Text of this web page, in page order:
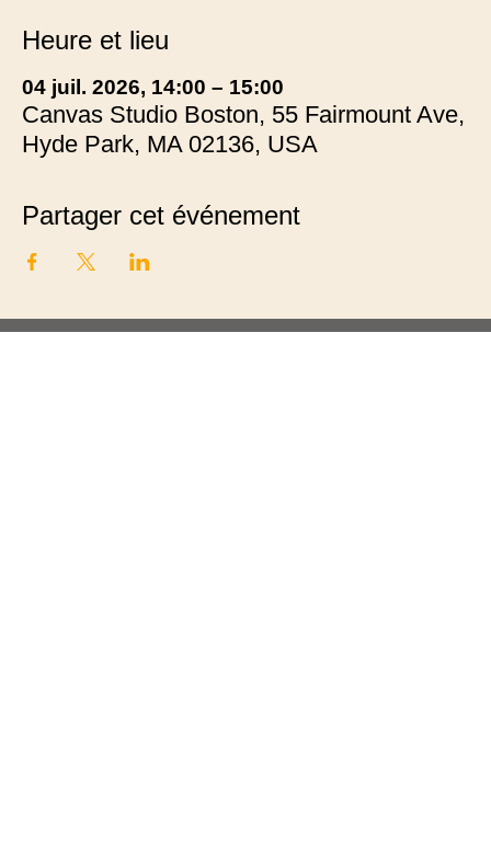
Heure et lieu
04 juil. 2026, 14:00 – 15:00
Canvas Studio Boston, 55 Fairmount Ave,
Hyde Park, MA 02136, USA
Partager cet événement